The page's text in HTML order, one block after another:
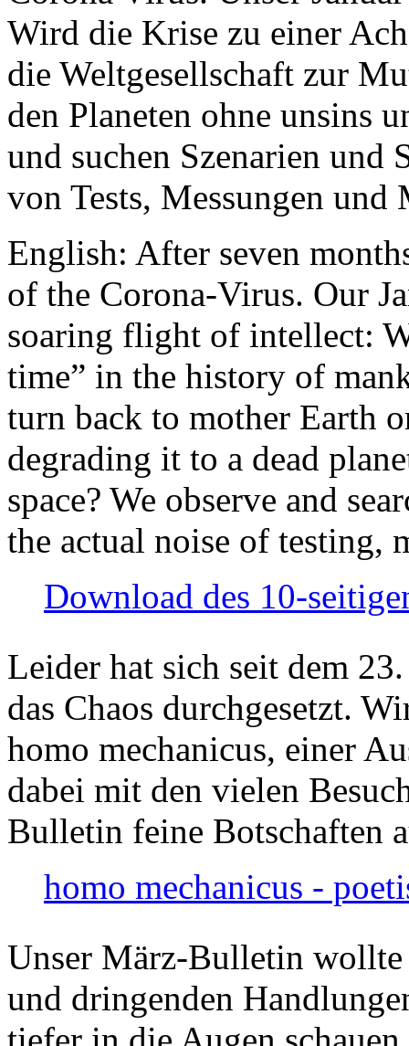
Wird die Krise zu einer
die Weltgesellschaft zur
den Planeten ohne unsins
und suchen Szenarien und
von Tests, Messungen und
English: After seven
of the Corona-Virus. Our
soaring flight of intellect:
time” in the history of
turn back to mother Earth
degrading it to a dead
space? We observe and
the actual noise of testing,
Download des 10-
Leider hat sich seit dem
das Chaos durchgesetzt.
homo mechanicus, einer
dabei mit den vielen
Bulletin feine Botschaften
homo mechanicus -
Unser März-Bulletin
und dringenden